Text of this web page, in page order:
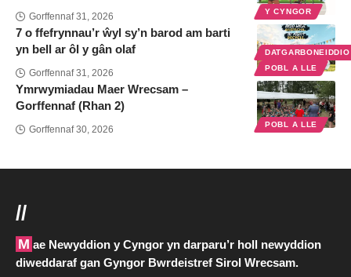
Y CYNGOR
Gorffennaf 31, 2026
POBL A LLE
7 o ffefrynnau’r ŵyl sy’n barod am barti
yn bell ar ôl y gân olaf
Gorffennaf 31, 2026
POBL A LLE
Ymrwymiadau Maer Wrecsam –
Gorffennaf (Rhan 2)
Gorffennaf 30, 2026
//
Mae Newyddion y Cyngor yn darparu’r holl newyddion
diweddaraf gan Gyngor Bwrdeistref Sirol Wrecsam.